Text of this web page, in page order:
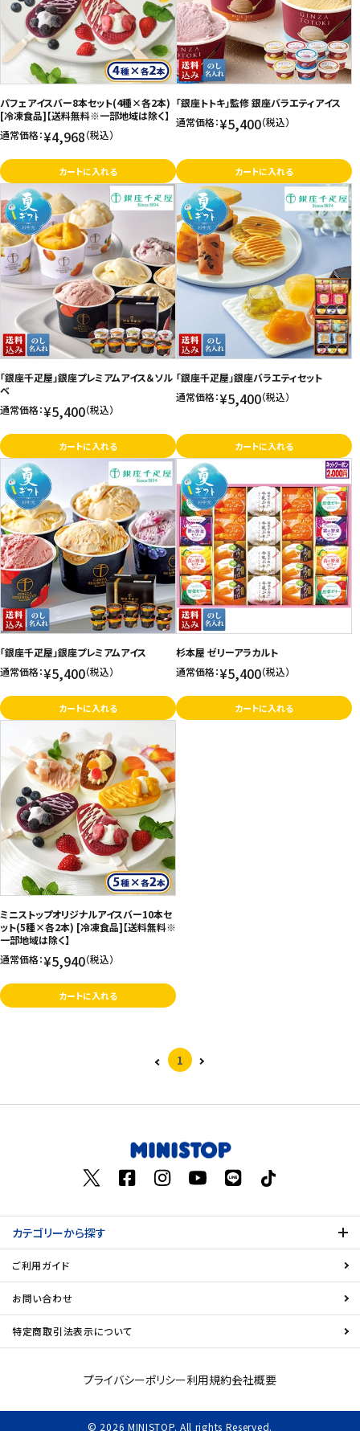
パフェアイスバー8本セット(4種×各2本)
[冷凍食品]【送料無料※一部地域は除く】
通常価格：¥4,968（税込）
カートに入れる
「銀座トトキ」監修 銀座バラエティアイス
通常価格：¥5,400（税込）
カートに入れる
「銀座千疋屋」銀座プレミアムアイス＆ソル
ベ
通常価格：¥5,400（税込）
カートに入れる
「銀座千疋屋」銀座バラエティセット
通常価格：¥5,400（税込）
カートに入れる
「銀座千疋屋」銀座プレミアムアイス
通常価格：¥5,400（税込）
カートに入れる
杉本屋 ゼリーアラカルト
通常価格：¥5,400（税込）
カートに入れる
ミニストップオリジナルアイスバー10本セ
ット(5種×各2本) [冷凍食品]【送料無料※
一部地域は除く】
通常価格：¥5,940（税込）
カートに入れる
1
カテゴリーから探す
ご利用ガイド
お問い合わせ
特定商取引法表示について
プライバシーポリシー利用規約会社概要
© 2026 MINISTOP. All rights Reserved.